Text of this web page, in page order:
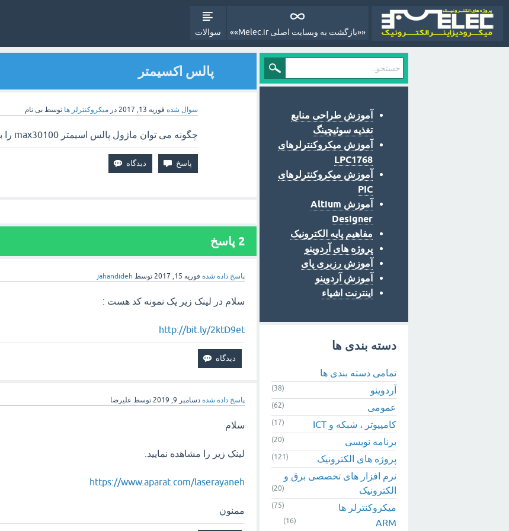
سوالات ««بازگشت به وبسایت اصلی Melec.ir»»
پالس اکسیمتر
سوال شده فوریه 13, 2017 درمیکروکنترلر ها توسطبی نام
چگونه می توان ماژول پالس اسیمتر max30100 را با آردوینو راه اندازی کرد.
2 پاسخ
پاسخ داده شده فوریه 15, 2017 توسط jahandideh
سلام در لینک زیر یک نمونه کد هست :
http://bit.ly/2ktD9et
پاسخ داده شده دسامبر 9, 2019 توسط علیرضا
سلام
لینک زیر را مشاهده نمایید.
https://www.aparat.com/laserayaneh
ممنون
آموزش طراحی منابع
تغذیه سوئیچینگ
آموزش میکروکنترلرهای
LPC1768
آموزش میکروکنترلرهای
PIC
آموزش Altium
Designer
مفاهیم پایه الکترونیک
پروژه های آردوینو
آموزش رزبری پای
آموزش آردوینو
اینترنت اشیاء
دسته بندی ها
تمامی دسته بندی ها
آردوینو
(38)
عمومی (62)
کامپیوتر ، شبکه و ICT (17)
برنامه نویسی (20)
پروژه های الکترونیک (121)
نرم افزار های تخصصی برق و
الکترونیک
(20)
میکروکنترلر ها (75)
ARM
(16)